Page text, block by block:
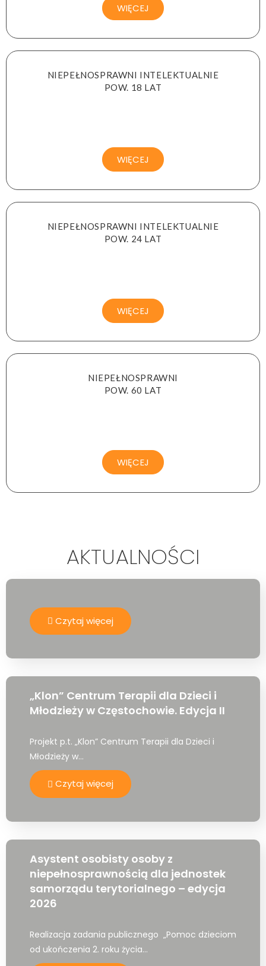
WIĘCEJ
NIEPEŁNOSPRAWNI INTELEKTUALNIE
POW. 18 LAT
WIĘCEJ
NIEPEŁNOSPRAWNI INTELEKTUALNIE
POW. 24 LAT
WIĘCEJ
NIEPEŁNOSPRAWNI
POW. 60 LAT
WIĘCEJ
AKTUALNOŚCI
Czytaj więcej
„Klon” Centrum Terapii dla Dzieci i
Młodzieży w Częstochowie. Edycja II
Projekt p.t. „Klon” Centrum Terapii dla Dzieci i
Młodzieży w…
Czytaj więcej
Asystent osobisty osoby z
niepełnosprawnością dla jednostek
samorządu terytorialnego – edycja
2026
Realizacja zadania publicznego „Pomoc dzieciom
od ukończenia 2. roku życia…